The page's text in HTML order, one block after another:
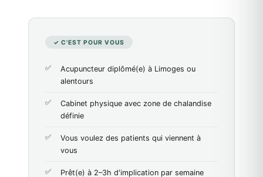
✓ C'EST POUR VOUS
Acupuncteur diplômé(e) à Limoges ou
alentours
Cabinet physique avec zone de chalandise
définie
Vous voulez des patients qui viennent à
vous
Prêt(e) à 2–3h d'implication par semaine